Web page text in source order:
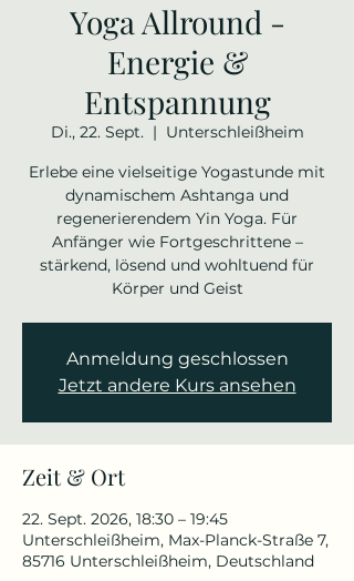
Yoga Allround -
Energie &
Entspannung
Di., 22. Sept.
  |
Unterschleißheim
Erlebe eine vielseitige Yogastunde mit
dynamischem Ashtanga und
regenerierendem Yin Yoga. Für
Anfänger wie Fortgeschrittene –
stärkend, lösend und wohltuend für
Körper und Geist
Anmeldung geschlossen
Jetzt andere Kurs ansehen
Zeit & Ort
22. Sept. 2026, 18:30 – 19:45
Unterschleißheim, Max-Planck-Straße 7,
85716 Unterschleißheim, Deutschland